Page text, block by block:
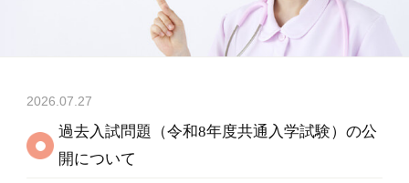
2026.07.27
過去入試問題（令和8年度共通入学試験）の公
開について